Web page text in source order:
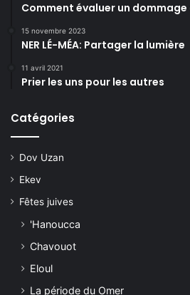
Comment évaluer un dommage
15 novembre 2023
NER LÉ-MÉA: Partager la lumière
11 avril 2021
Prier les uns pour les autres
Catégories
Dov Uzan
Ekev
Fêtes juives
'Hanoucca
Chavouot
Eloul
La période du Omer